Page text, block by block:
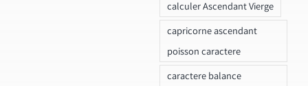
calculer Ascendant Vierge
capricorne ascendant
poisson caractere
caractere balance